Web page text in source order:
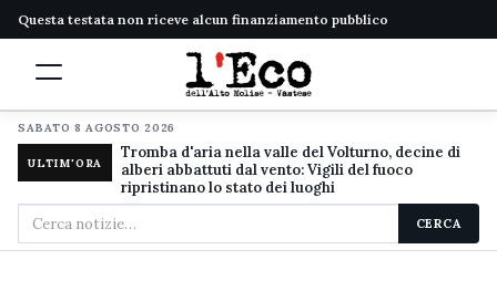
Questa testata non riceve alcun finanziamento pubblico
SABATO 8 AGOSTO 2026
ULTIM'ORA
Tromba d'aria nella valle del Volturno, decine di
alberi abbattuti dal vento: Vigili del fuoco
ripristinano lo stato dei luoghi
Cerca
nel
CERCA